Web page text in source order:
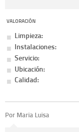
VALORACIÓN
Limpieza:
Instalaciones:
Servicio:
Ubicación:
Calidad:
Por Maria Luisa